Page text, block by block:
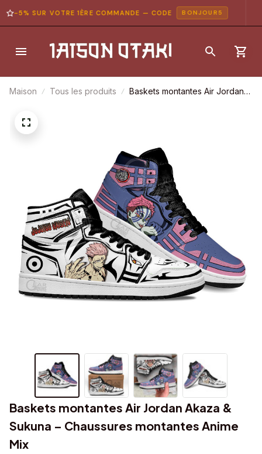
-5% SUR VOTRE 1ÈRE COMMANDE — CODE BONJOUR5
Maison Tous les produits
Baskets montantes Air Jordan
Baskets montantes Air Jordan Akaza &
Sukuna – Chaussures montantes Anime
Mix